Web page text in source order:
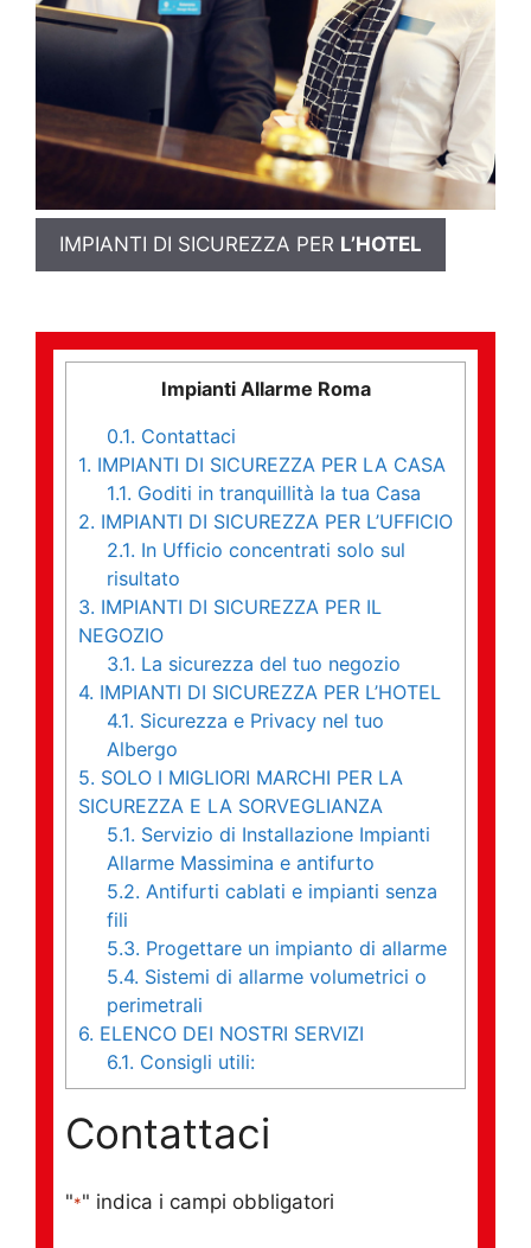
IMPIANTI DI SICUREZZA PER L’HOTEL
Impianti Allarme Roma
0.1. Contattaci
1. IMPIANTI DI SICUREZZA PER LA CASA
1.1. Goditi in tranquillità la tua Casa
2. IMPIANTI DI SICUREZZA PER L’UFFICIO
2.1. In Ufficio concentrati solo sul
risultato
3. IMPIANTI DI SICUREZZA PER IL
NEGOZIO
3.1. La sicurezza del tuo negozio
4. IMPIANTI DI SICUREZZA PER L’HOTEL
4.1. Sicurezza e Privacy nel tuo
Albergo
5. SOLO I MIGLIORI MARCHI PER LA
SICUREZZA E LA SORVEGLIANZA
5.1. Servizio di Installazione Impianti
Allarme Massimina e antifurto
5.2. Antifurti cablati e impianti senza
fili
5.3. Progettare un impianto di allarme
5.4. Sistemi di allarme volumetrici o
perimetrali
6. ELENCO DEI NOSTRI SERVIZI
6.1. Consigli utili:
Contattaci
"*" indica i campi obbligatori